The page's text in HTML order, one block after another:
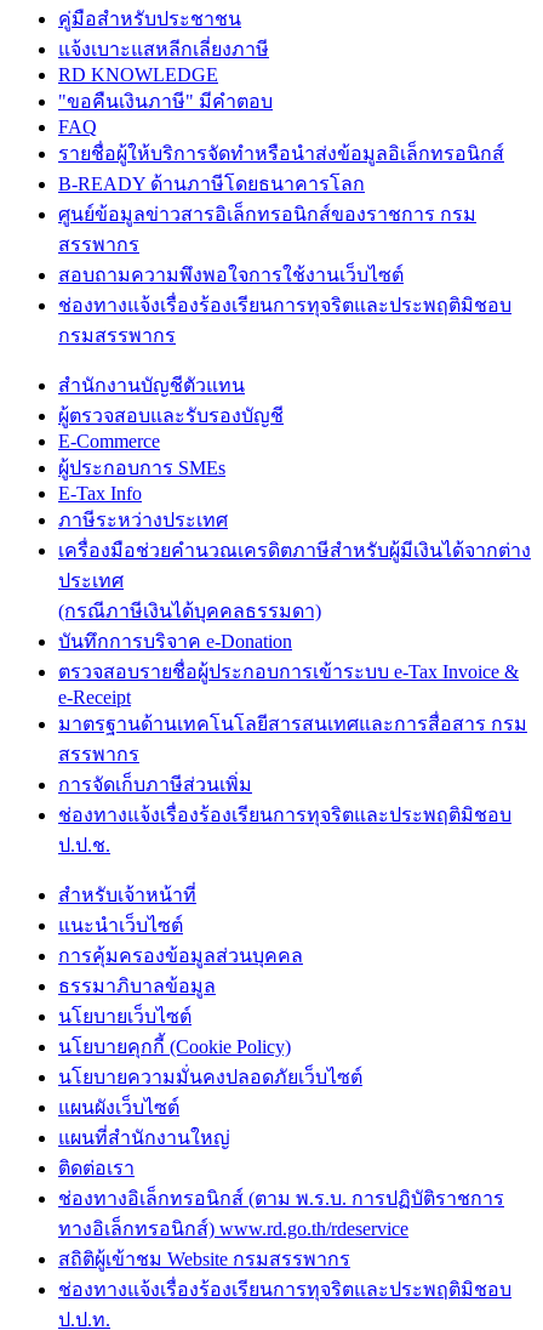
คู่มือสำหรับประชาชน
แจ้งเบาะแสหลีกเลี่ยงภาษี
RD KNOWLEDGE
"ขอคืนเงินภาษี" มีคำตอบ
FAQ
รายชื่อผู้ให้บริการจัดทำหรือนำส่งข้อมูลอิเล็กทรอนิกส์
B-READY ด้านภาษีโดยธนาคารโลก
ศูนย์ข้อมูลข่าวสารอิเล็กทรอนิกส์ของราชการ กรม
สรรพากร
สอบถามความพึงพอใจการใช้งานเว็บไซต์
ช่องทางแจ้งเรื่องร้องเรียนการทุจริตและประพฤติมิชอบ
กรมสรรพากร
สำนักงานบัญชีตัวแทน
ผู้ตรวจสอบและรับรองบัญชี
E-Commerce
ผู้ประกอบการ SMEs
E-Tax Info
ภาษีระหว่างประเทศ
เครื่องมือช่วยคำนวณเครดิตภาษีสำหรับผู้มีเงินได้จากต่าง
ประเทศ
(กรณีภาษีเงินได้บุคคลธรรมดา)
บันทึกการบริจาค e-Donation
ตรวจสอบรายชื่อผู้ประกอบการเข้าระบบ e-Tax Invoice &
e-Receipt
มาตรฐานด้านเทคโนโลยีสารสนเทศและการสื่อสาร กรม
สรรพากร
การจัดเก็บภาษีส่วนเพิ่ม
ช่องทางแจ้งเรื่องร้องเรียนการทุจริตและประพฤติมิชอบ
ป.ป.ช.
สำหรับเจ้าหน้าที่
แนะนำเว็บไซต์
การคุ้มครองข้อมูลส่วนบุคคล
ธรรมาภิบาลข้อมูล
นโยบายเว็บไซต์
นโยบายคุกกี้ (Cookie Policy)
นโยบายความมั่นคงปลอดภัยเว็บไซต์
แผนผังเว็บไซต์
แผนที่สำนักงานใหญ่
ติดต่อเรา
ช่องทางอิเล็กทรอนิกส์ (ตาม พ.ร.บ. การปฏิบัติราชการ
ทางอิเล็กทรอนิกส์) www.rd.go.th/rdeservice
สถิติผู้เข้าชม Website กรมสรรพากร
ช่องทางแจ้งเรื่องร้องเรียนการทุจริตและประพฤติมิชอบ
ป.ป.ท.